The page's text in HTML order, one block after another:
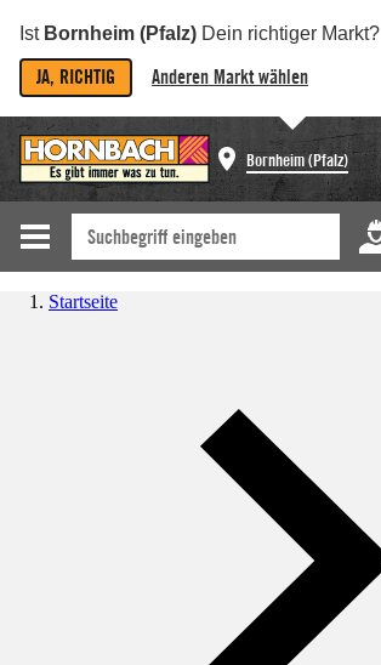
Ist Bornheim (Pfalz) Dein richtiger Markt?
JA, RICHTIG Anderen Markt wählen
Bornheim (Pfalz)
Startseite